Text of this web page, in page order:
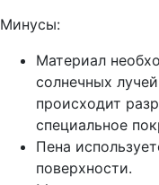
Минусы:
Материал
солнечных
происходит
специальное
Пена
поверхности.